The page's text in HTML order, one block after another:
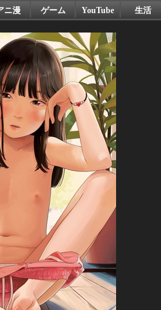
ニ漫 ゲーム YouTube 生活